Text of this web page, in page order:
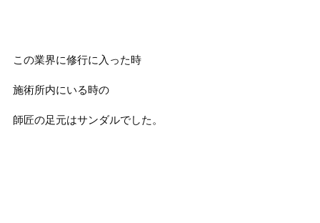
この業界に修行に入った時
施術所内にいる時の
師匠の足元はサンダルでした。